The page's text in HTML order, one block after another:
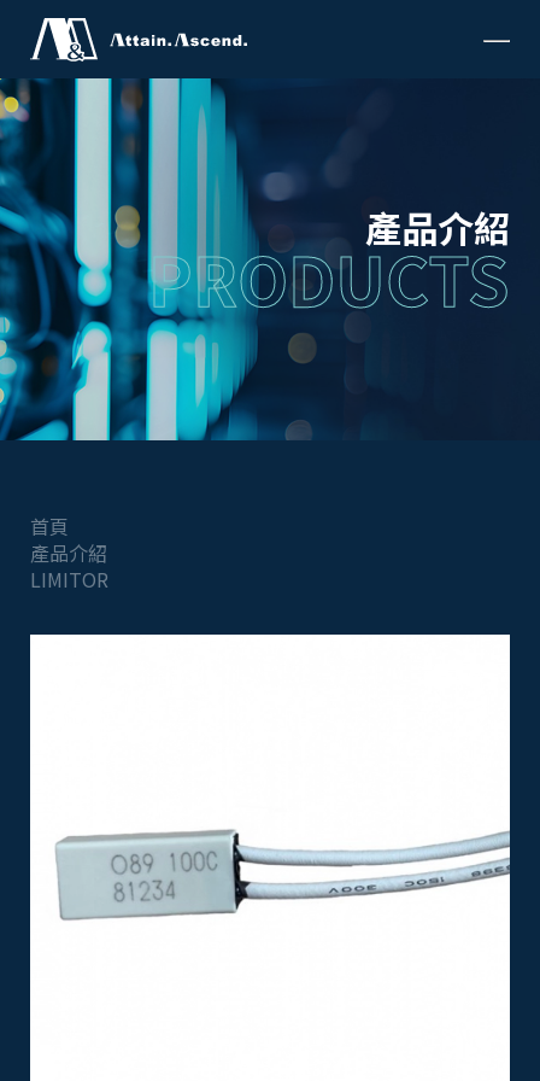
產品介紹
PRODUCTS
首頁
產品介紹
LIMITOR